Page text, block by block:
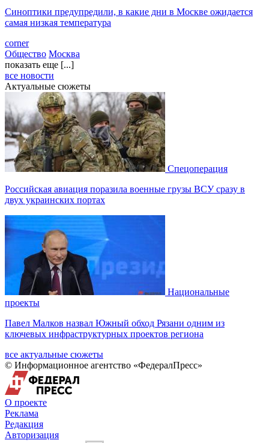
Синоптики предупредили, в какие дни в Москве ожидается
самая низкая температура
corner
Общество Москва
показать еще [...]
все новости
Актуальные сюжеты
Спецоперация
Российская авиация поразила военные грузы ВСУ сразу в
двух украинских портах
Национальные
проекты
Павел Малков назвал Южный обход Рязани одним из
ключевых инфраструктурных проектов региона
все актуальные сюжеты
© Информационное агентство «ФедералПресс»
О проекте
Реклама
Редакция
Авторизация